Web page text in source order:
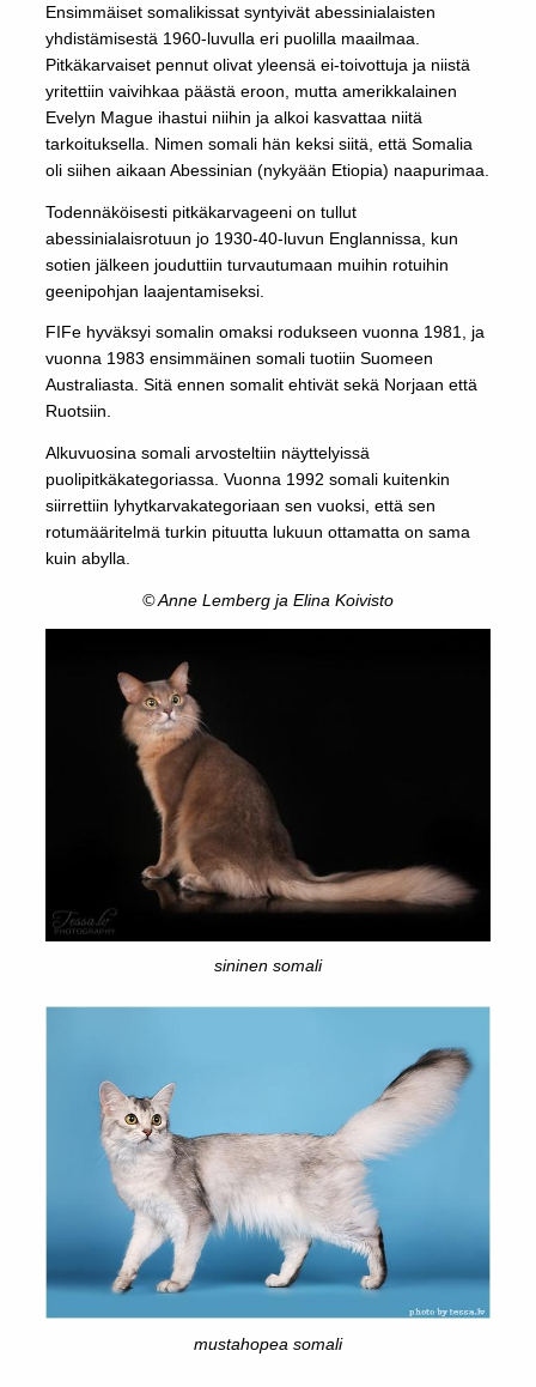
Ensimmäiset somalikissat syntyivät abessinialaisten
yhdistämisestä 1960-luvulla eri puolilla maailmaa.
Pitkäkarvaiset pennut olivat yleensä ei-toivottuja ja niistä
yritettiin vaivihkaa päästä eroon, mutta amerikkalainen
Evelyn Mague ihastui niihin ja alkoi kasvattaa niitä
tarkoituksella. Nimen somali hän keksi siitä, että Somalia
oli siihen aikaan Abessinian (nykyään Etiopia) naapurimaa.
Todennäköisesti pitkäkarvageeni on tullut
abessinialaisrotuun jo 1930-40-luvun Englannissa, kun
sotien jälkeen jouduttiin turvautumaan muihin rotuihin
geenipohjan laajentamiseksi.
FIFe hyväksyi somalin omaksi rodukseen vuonna 1981, ja
vuonna 1983 ensimmäinen somali tuotiin Suomeen
Australiasta. Sitä ennen somalit ehtivät sekä Norjaan että
Ruotsiin.
Alkuvuosina somali arvosteltiin näyttelyissä
puolipitkäkategoriassa. Vuonna 1992 somali kuitenkin
siirrettiin lyhytkarvakategoriaan sen vuoksi, että sen
rotumääritelmä turkin pituutta lukuun ottamatta on sama
kuin abylla.
© Anne Lemberg ja Elina Koivisto
sininen somali
mustahopea somali